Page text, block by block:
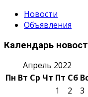
Новости
Объявления
Календарь
Апрель 2022
Пн Вт Ср Чт Пт Сб
1
2
3